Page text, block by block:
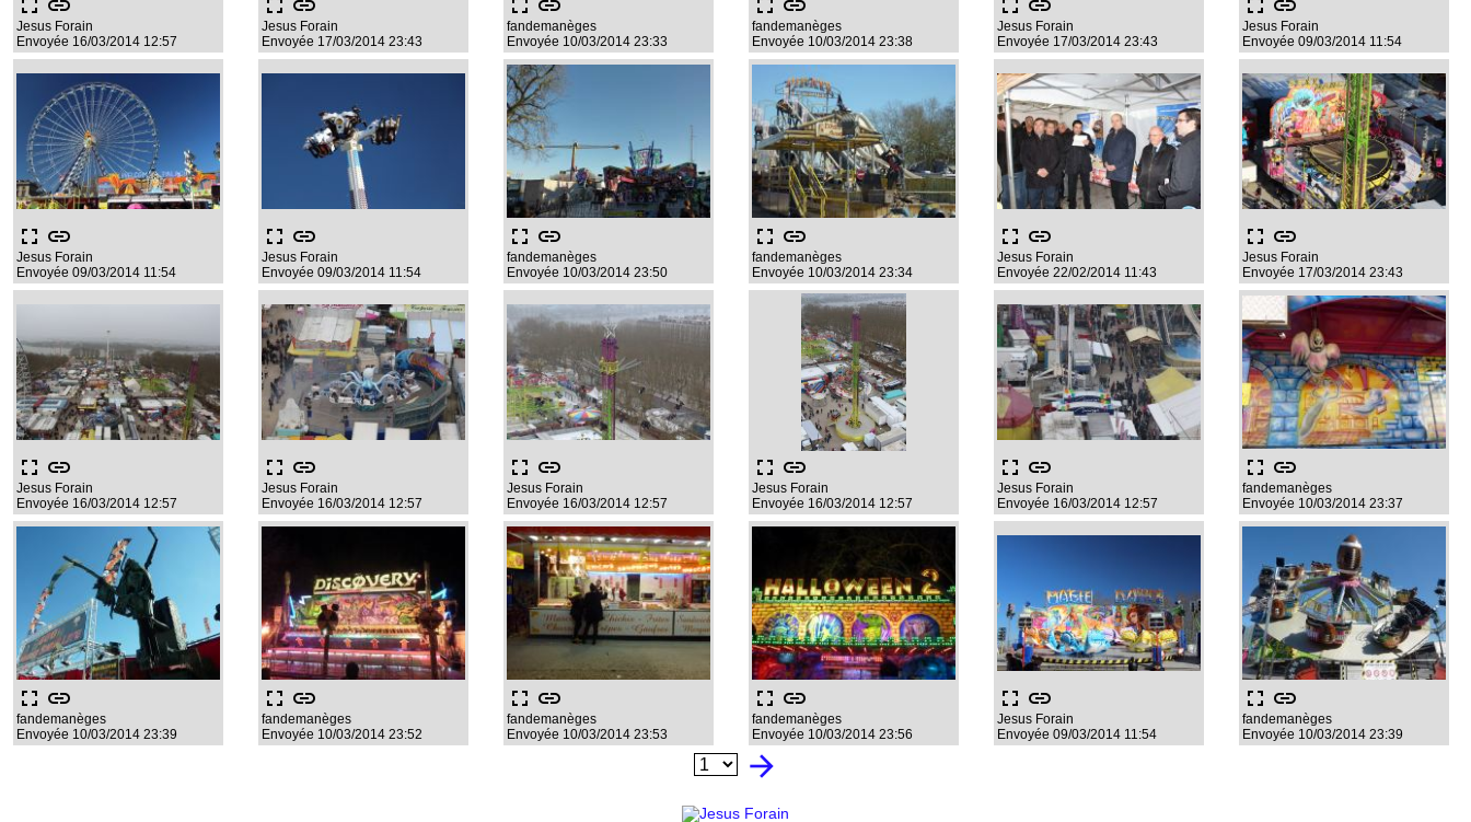
Jesus Forain
Envoyée 16/03/2014 12:57
Jesus Forain
Envoyée 17/03/2014 23:43
fandemanèges
Envoyée 10/03/2014 23:33
fandemanèges
Envoyée 10/03/2014 23:38
Jesus Forain
Envoyée 17/03/2014 23:43
Jesus Forain
Envoyée 09/03/2014 11:54
fullscreen link
Jesus Forain
Envoyée 09/03/2014 11:54
fullscreen link
Jesus Forain
Envoyée 09/03/2014 11:54
fullscreen link
fandemanèges
Envoyée 10/03/2014 23:50
fullscreen link
fandemanèges
Envoyée 10/03/2014 23:34
fullscreen link
Jesus Forain
Envoyée 22/02/2014 11:43
fullscreen link
Jesus Forain
Envoyée 17/03/2014 23:43
fullscreen link
Jesus Forain
Envoyée 16/03/2014 12:57
fullscreen link
Jesus Forain
Envoyée 16/03/2014 12:57
fullscreen link
Jesus Forain
Envoyée 16/03/2014 12:57
fullscreen link
Jesus Forain
Envoyée 16/03/2014 12:57
fullscreen link
Jesus Forain
Envoyée 16/03/2014 12:57
fullscreen link
fandemanèges
Envoyée 10/03/2014 23:37
fullscreen link
fandemanèges
Envoyée 10/03/2014 23:39
fullscreen link
fandemanèges
Envoyée 10/03/2014 23:52
fullscreen link
fandemanèges
Envoyée 10/03/2014 23:53
fullscreen link
fandemanèges
Envoyée 10/03/2014 23:56
fullscreen link
Jesus Forain
Envoyée 09/03/2014 11:54
fullscreen link
fandemanèges
Envoyée 10/03/2014 23:39
arrow_forward